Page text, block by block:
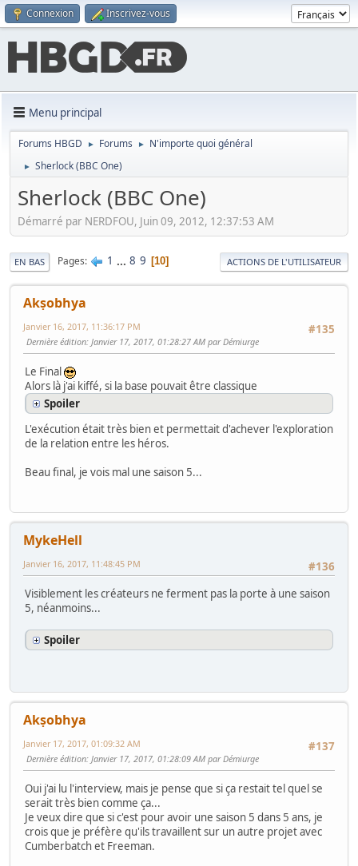
Connexion Inscrivez-vous
Menu principal
Forums HBGD ► Forums ► N'importe quoi général
► Sherlock (BBC One)
Sherlock (BBC One)
Démarré par NERDFOU, Juin 09, 2012, 12:37:53 AM
EN BAS Pages 1 ... 8 9 10 ACTIONS DE L'UTILISATEUR
Akṣobhya
#135
Janvier 16, 2017, 11:36:17 PM
Dernière édition: Janvier 17, 2017, 01:28:27 AM par Démiurge
Le Final
Alors là j'ai kiffé, si la base pouvait être classique
Spoiler
L'exécution était très bien et permettait d'achever l'exploration
de la relation entre les héros.
Beau final, je vois mal une saison 5...
MykeHell
#136
Janvier 16, 2017, 11:48:45 PM
Visiblement les créateurs ne ferment pas la porte à une saison
5, néanmoins...
Spoiler
Akṣobhya
#137
Janvier 17, 2017, 01:09:32 AM
Dernière édition: Janvier 17, 2017, 01:28:09 AM par Démiurge
Oui j'ai lu l'interview, mais je pense que si ça restait tel quel se
serait très bien comme ça...
Je veux dire que si c'est pour avoir une saison 5 dans 5 ans, je
crois que je préfère qu'ils travaillent sur un autre projet avec
Cumberbatch et Freeman.